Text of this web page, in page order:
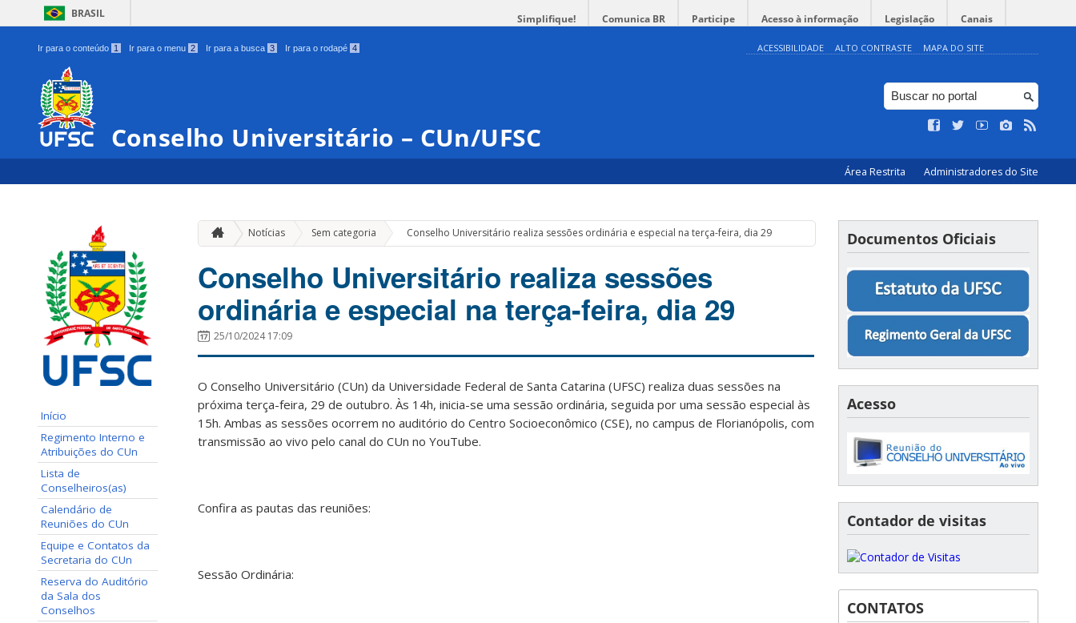
BRASIL Simplifique! Comunica BR Participe Acesso à informação Legislação Canais
Ir para o conteúdo 1 Ir para o menu 2 Ir para a busca 3 Ir para o rodapé 4 ACESSIBILIDADE ALTO CONTRASTE MAPA DO SITE
Conselho Universitário – CUn/UFSC
Área Restrita Administradores do Site
Início
Regimento Interno e
Atribuições do CUn
Lista de
Conselheiros(as)
Calendário de
Reuniões do CUn
Equipe e Contatos da
Secretaria do CUn
Reserva do Auditório
da Sala dos
Conselhos
Notícias Sem categoria » Conselho Universitário realiza sessões ordinária e especial na terça-feira, dia 29
Conselho Universitário realiza sessões
ordinária e especial na terça-feira, dia 29
25/10/2024 17:09
O Conselho Universitário (CUn) da Universidade Federal de Santa Catarina (UFSC) realiza duas sessões na
próxima terça-feira, 29 de outubro. Às 14h, inicia-se uma sessão ordinária, seguida por uma sessão especial às
15h. Ambas as sessões ocorrem no auditório do Centro Socioeconômico (CSE), no campus de Florianópolis, com
transmissão ao vivo pelo canal do CUn no YouTube.
Confira as pautas das reuniões:
Sessão Ordinária:
Documentos Oficiais
Acesso
Contador de visitas
CONTATOS